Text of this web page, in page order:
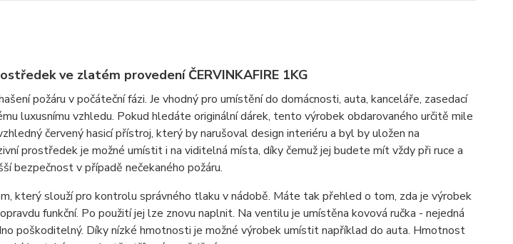
ve zlatém provedení ČERVINKAFIRE 1KG
požáru v počáteční fázi. Je vhodný pro umístění do domácnosti, auta, kanceláře, zasedací
luxusnímu vzhledu. Pokud hledáte originální dárek, tento výrobek obdarovaného určitě mile
červený hasicí přístroj, který by narušoval design interiéru a byl by uložen na
prostředek je možné umístit i na viditelná místa, díky čemuž jej budete mít vždy při ruce a
bezpečnost v případě nečekaného požáru.
který slouží pro kontrolu správného tlaku v nádobě. Máte tak přehled o tom, zda je výrobek
funkční. Po použití jej lze znovu naplnit. Na ventilu je umístěna kovová ručka - nejedná
poškoditelný. Díky nízké hmotnosti je možné výrobek umístit například do auta. Hmotnost